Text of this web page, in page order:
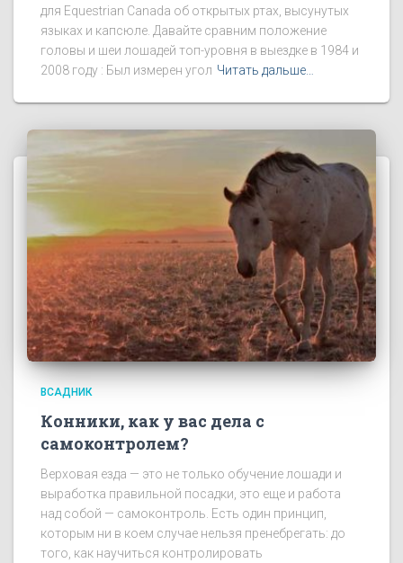
для Equestrian Canada об открытых ртах, высунутых
языках и капсюле. Давайте сравним положение
головы и шеи лошадей топ-уровня в выездке в 1984 и
2008 году : Был измерен угол Читать дальше…
ВСАДНИК
Конники, как у вас дела с
самоконтролем?
Верховая езда — это не только обучение лошади и
выработка правильной посадки, это еще и работа
над собой — самоконтроль. Есть один принцип,
которым ни в коем случае нельзя пренебрегать: до
того, как научиться контролировать